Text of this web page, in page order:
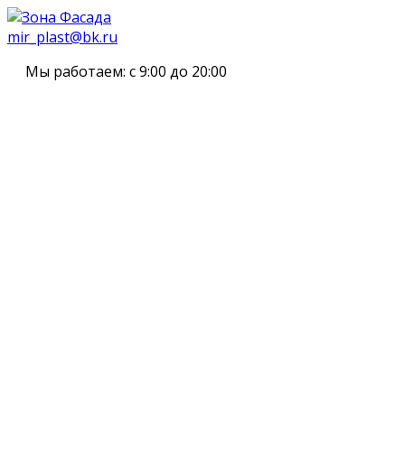
mir_plast@bk.ru
Мы работаем: с 9:00 до 20:00